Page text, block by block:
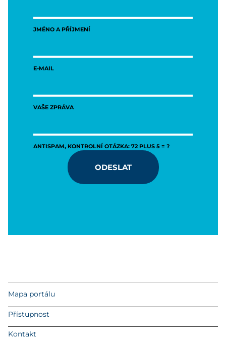
JMÉNO A PŘÍJMENÍ
E-MAIL
VAŠE ZPRÁVA
ANTISPAM, KONTROLNÍ OTÁZKA: 72 PLUS 5 = ?
ODESLAT
Mapa portálu
Přístupnost
Kontakt